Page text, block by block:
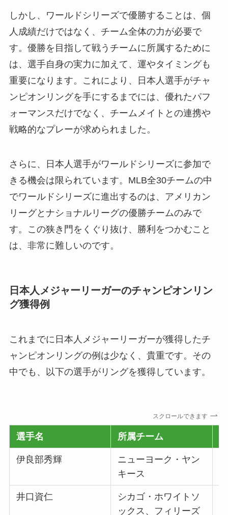
しかし、ワールドシリーズで優勝することは、個
人成績だけではなく、チーム全体の力が必要で
す。優勝を目指して戦うチームに所属するために
は、選手自身の実力に加えて、運やタイミングも
重要になります。これにより、日本人選手がチャ
ンピオンリングを手にするまでには、優れたパフ
ォーマンスだけでなく、チームメイトとの連携や
戦略的なプレーが求められました。
さらに、日本人選手がワールドシリーズに参加で
きる機会は限られています。MLB全30チームの中
でワールドシリーズに進出するのは、アメリカン
リーグとナショナルリーグの優勝チームのみで
す。この狭き門をくぐり抜け、勝利をつかむこと
は、非常に難しいのです。
日本人メジャーリーガーのチャンピオンリン
グ獲得例
これまでに日本人メジャーリーガーが獲得したチ
ャンピオンリングの例は少なく、貴重です。その
中でも、以下の選手がリングを獲得しています。
スクロールできます
選手名 所属チーム
伊良部秀輝
ニューヨーク・ヤン
キース
井口資仁
シカゴ・ホワイトソ
ックス、フィリーズ